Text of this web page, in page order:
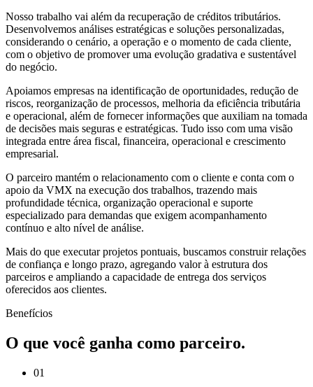
Nosso trabalho vai além da recuperação de créditos tributários.
Desenvolvemos análises estratégicas e soluções personalizadas,
considerando o cenário, a operação e o momento de cada cliente,
com o objetivo de promover uma evolução gradativa e sustentável
do negócio.
Apoiamos empresas na identificação de oportunidades, redução de
riscos, reorganização de processos, melhoria da eficiência tributária
e operacional, além de fornecer informações que auxiliam na tomada
de decisões mais seguras e estratégicas. Tudo isso com uma visão
integrada entre área fiscal, financeira, operacional e crescimento
empresarial.
O parceiro mantém o relacionamento com o cliente e conta com o
apoio da VMX na execução dos trabalhos, trazendo mais
profundidade técnica, organização operacional e suporte
especializado para demandas que exigem acompanhamento
contínuo e alto nível de análise.
Mais do que executar projetos pontuais, buscamos construir relações
de confiança e longo prazo, agregando valor à estrutura dos
parceiros e ampliando a capacidade de entrega dos serviços
oferecidos aos clientes.
Benefícios
O que você ganha como parceiro.
01